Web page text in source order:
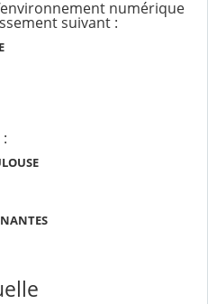
numérique
suivant :